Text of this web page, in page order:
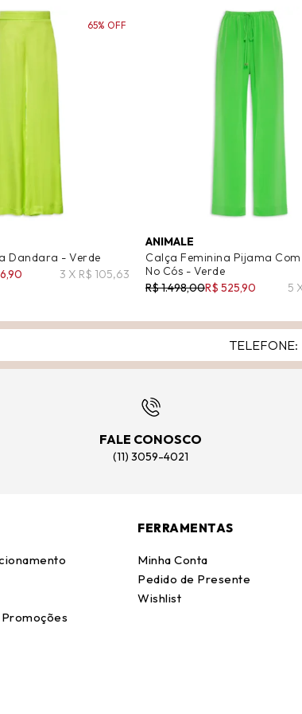
Dandara - Verde
3 X R$ 105,63
65% OFF
ANIMALE
Calça Feminina Pijama
No Cós - Verde
R$ 1.498,00R$ 525,90 5
FALE CONOSCO
(11) 3059-4021
FERRAMENTAS
Minha Conta
Pedido de Presente
Wishlist